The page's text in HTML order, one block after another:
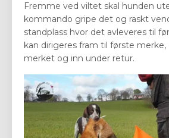
Fremme ved viltet skal hunden
kommando gripe det og raskt
standplass hvor det avleveres til
kan dirigeres fram til første
merket og inn under retur.